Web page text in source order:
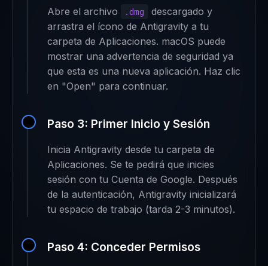
Abre el archivo .dmg
descargado y
arrastra el ícono de Antigravity a tu
carpeta de Aplicaciones. macOS puede
mostrar una advertencia de seguridad ya
que esta es una nueva aplicación. Haz clic
en "Open" para continuar.
Paso 3: Primer Inicio y Sesión
Inicia Antigravity desde tu carpeta de
Aplicaciones. Se te pedirá que inicies
sesión con tu Cuenta de Google. Después
de la autenticación, Antigravity inicializará
tu espacio de trabajo (tarda 2-3 minutos).
Paso 4: Conceder Permisos